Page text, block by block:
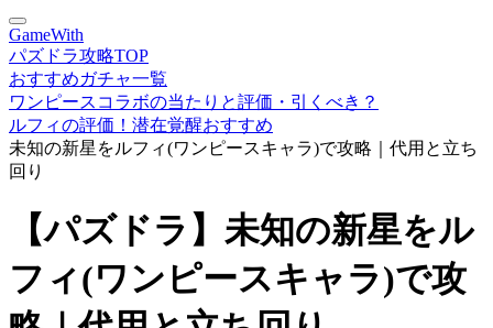
GameWith
パズドラ攻略TOP
おすすめガチャ一覧
ワンピースコラボの当たりと評価・引くべき？
ルフィの評価！潜在覚醒おすすめ
未知の新星をルフィ(ワンピースキャラ)で攻略｜代用と立ち
回り
【パズドラ】未知の新星をル
フィ(ワンピースキャラ)で攻